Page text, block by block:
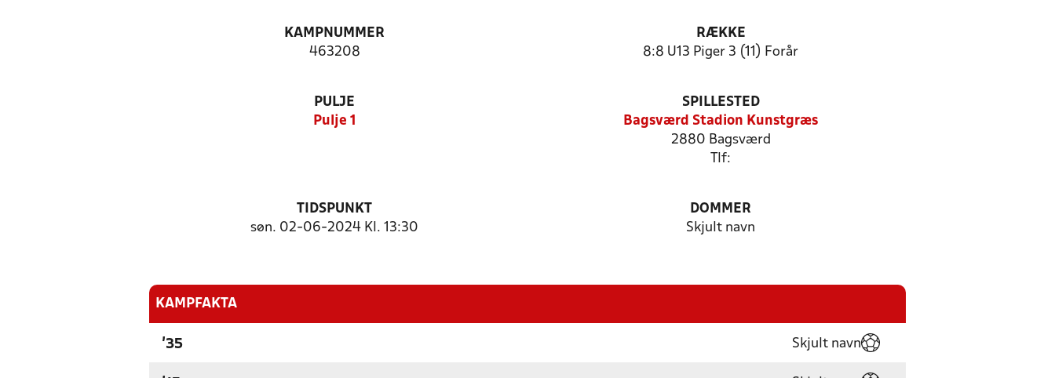
KAMPNUMMER
463208
RÆKKE
8:8 U13 Piger 3 (11) Forår
PULJE
Pulje 1
SPILLESTED
Bagsværd Stadion Kunstgræs
2880 Bagsværd
Tlf:
TIDSPUNKT
søn. 02-06-2024 Kl. 13:30
DOMMER
Skjult navn
KAMPFAKTA
'35 Skjult navn